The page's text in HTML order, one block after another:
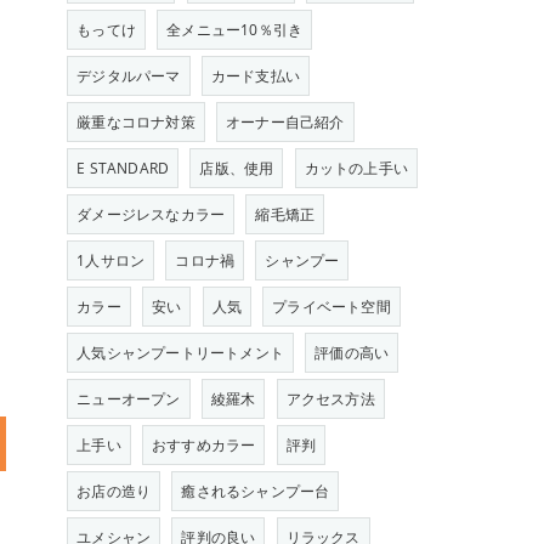
もってけ 全メニュー10％引き
デジタルパーマ カード支払い
厳重なコロナ対策 オーナー自己紹介
E STANDARD 店版、使用 カットの上手い
ダメージレスなカラー 縮毛矯正
1人サロン コロナ禍 シャンプー
カラー 安い 人気 プライベート空間
人気シャンプートリートメント 評価の高い
ニューオープン 綾羅木 アクセス方法
上手い おすすめカラー 評判
お店の造り 癒されるシャンプー台
ユメシャン 評判の良い リラックス